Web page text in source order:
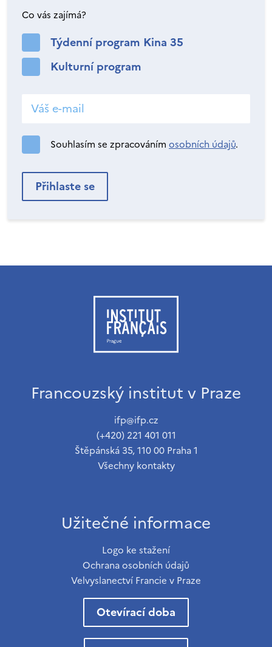
Co vás zajímá?
Týdenní program Kina 35
Kulturní program
Souhlasím se zpracováním osobních údajů.
Francouzský institut v Praze
ifp@ifp.cz
(+420) 221 401 011
Štěpánská 35, 110 00 Praha 1
Všechny kontakty
Užitečné informace
Logo ke stažení
Ochrana osobních údajů
Velvyslanectví Francie v Praze
Otevírací doba